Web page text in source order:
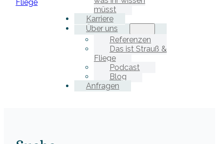
müsst
Karriere
Über uns
Referenzen
Das ist Strauß &
Fliege
Podcast
Blog
Anfragen